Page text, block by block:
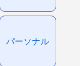
パーソナル